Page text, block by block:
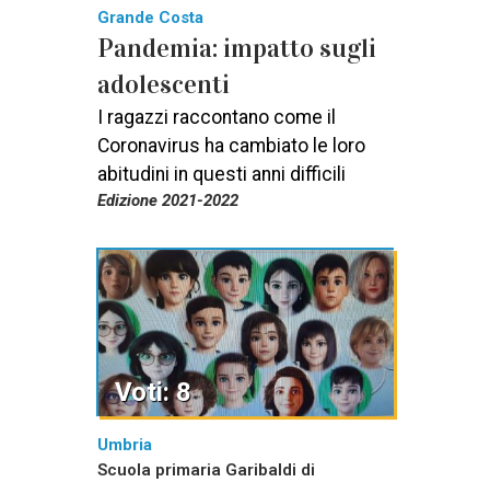
Grande Costa
Pandemia: impatto sugli
adolescenti
I ragazzi raccontano come il
Coronavirus ha cambiato le loro
abitudini in questi anni difficili
Edizione 2021-2022
Umbria
Scuola primaria Garibaldi di
Voti: 8